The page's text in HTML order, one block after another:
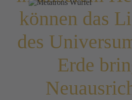
können das
des
Erde